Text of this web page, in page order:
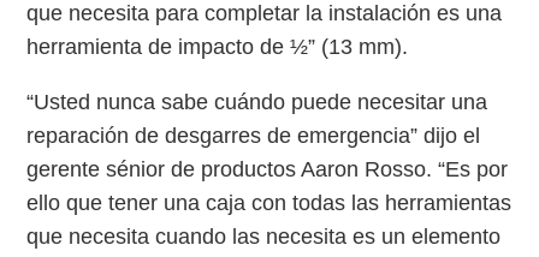
que necesita para completar la instalación es una
herramienta de impacto de ½” (13 mm).
“Usted nunca sabe cuándo puede necesitar una
reparación de desgarres de emergencia” dijo el
gerente sénior de productos Aaron Rosso. “Es por
ello que tener una caja con todas las herramientas
que necesita cuando las necesita es un elemento